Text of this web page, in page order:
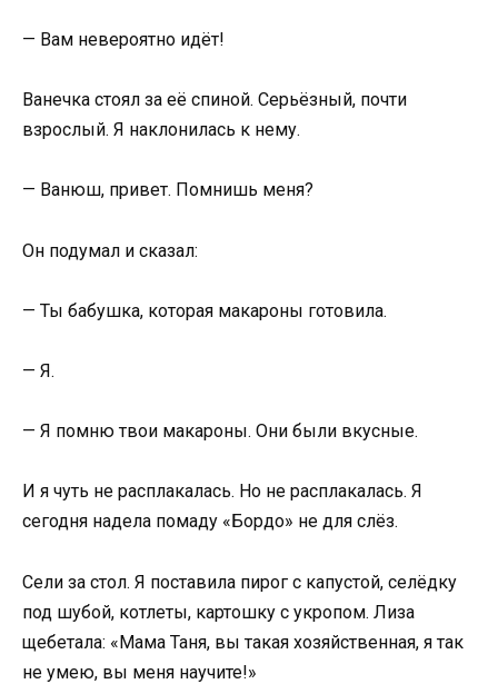
— Вам невероятно идёт!
Ванечка стоял за её спиной. Серьёзный, почти
взрослый. Я наклонилась к нему.
— Ванюш, привет. Помнишь меня?
Он подумал и сказал:
— Ты бабушка, которая макароны готовила.
— Я.
— Я помню твои макароны. Они были вкусные.
И я чуть не расплакалась. Но не расплакалась. Я
сегодня надела помаду «Бордо» не для слёз.
Сели за стол. Я поставила пирог с капустой, селёдку
под шубой, котлеты, картошку с укропом. Лиза
щебетала: «Мама Таня, вы такая хозяйственная, я так
не умею, вы меня научите!»